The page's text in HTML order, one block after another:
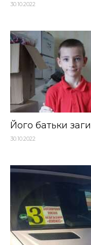
30.10.2022
Його батьки
30.10.2022